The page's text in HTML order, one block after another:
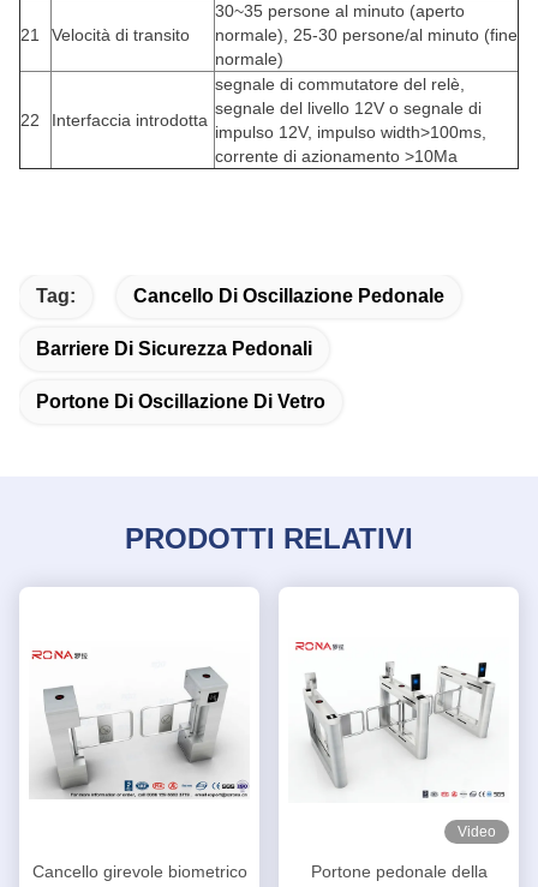
21 Velocità di transito
30~35 persone al minuto (aperto
normale), 25-30 persone/al minuto (fine
normale)
22 Interfaccia introdotta
segnale di commutatore del relè,
segnale del livello 12V o segnale di
impulso 12V, impulso width>100ms,
corrente di azionamento >10Ma
Tag: Cancello Di Oscillazione Pedonale
Barriere Di Sicurezza Pedonali
Portone Di Oscillazione Di Vetro
PRODOTTI RELATIVI
Cancello girevole biometrico
Video
Portone pedonale della